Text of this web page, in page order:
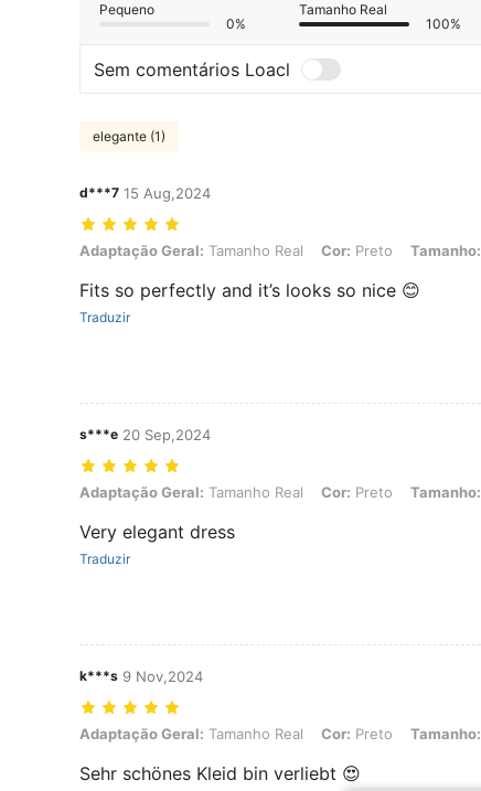
Pequeno
0%
Tamanho Real
100%
Sem comentários Loacl
elegante (1)
d***7 15 Aug,2024
Adaptação Geral: Tamanho Real, Cor: Preto, Tamanho: 3XL
Adaptação Geral: Tamanho Real Cor: Preto Tamanho:
Fits so perfectly and it’s looks so nice 😊
Traduzir
s***e 20 Sep,2024
Adaptação Geral: Tamanho Real, Cor: Preto, Tamanho: 2XL
Adaptação Geral: Tamanho Real Cor: Preto Tamanho:
Very elegant dress
Traduzir
k***s 9 Nov,2024
Adaptação Geral: Tamanho Real, Cor: Preto, Tamanho: 1XL
Adaptação Geral: Tamanho Real Cor: Preto Tamanho:
Sehr schönes Kleid bin verliebt 😍